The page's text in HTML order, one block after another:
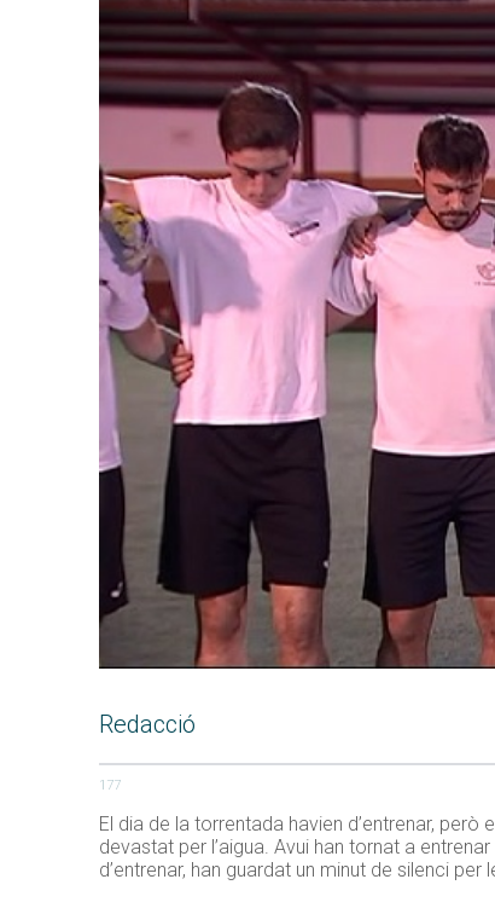
Redacció
177
El dia de la torrentada havien d’entrenar,
devastat per l’aigua. Avui han tornat a
d’entrenar, han guardat un minut de silenci